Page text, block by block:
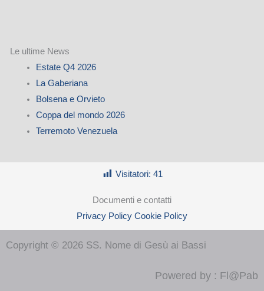
Le ultime News
Estate Q4 2026
La Gaberiana
Bolsena e Orvieto
Coppa del mondo 2026
Terremoto Venezuela
Visitatori: 41
Documenti e contatti
Privacy Policy Cookie Policy
Copyright © 2026 SS. Nome di Gesù ai Bassi
Powered by : Fl@Pab